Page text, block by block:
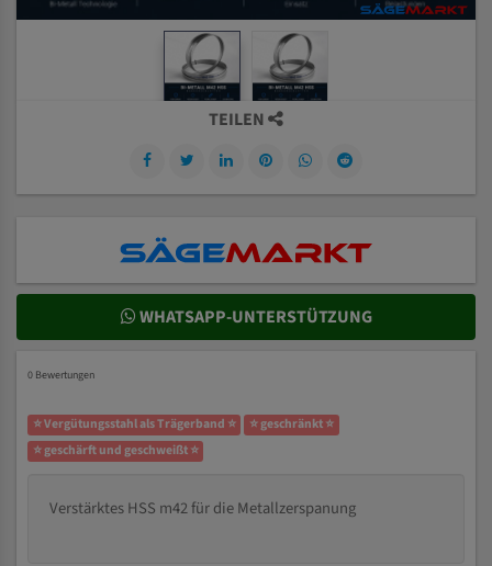
TEILEN
WHATSAPP-UNTERSTÜTZUNG
0 Bewertungen
⭐ Vergütungsstahl als Trägerband ⭐
⭐ geschränkt ⭐
⭐ geschärft und geschweißt ⭐
Verstärktes HSS m42 für die Metallzerspanung